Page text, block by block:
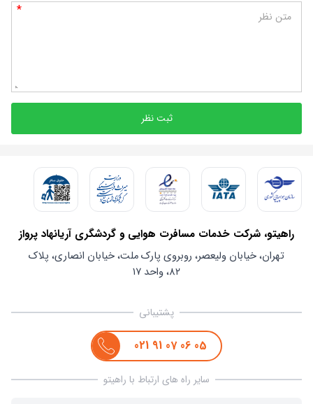
متن نظر *
ثبت نظر
راهیتو، شرکت خدمات مسافرت هوایی و گردشگری آریانهاد پرواز
تهران، خیابان ولیعصر، روبروی پارک ملت، خیابان انصاری، پلاک
۸۲، واحد ۱۷
پشتیبانی
021 91 07 06 05
سایر راه های ارتباط با راهیتو